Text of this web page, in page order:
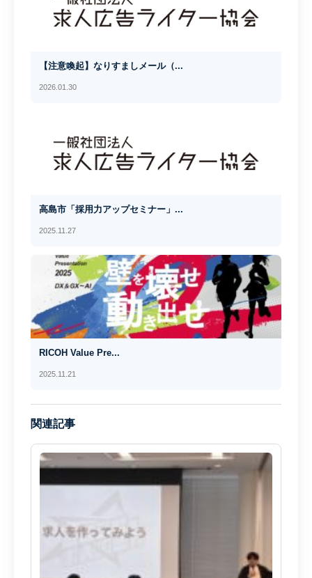
【注意喚起】なりすましメール（...
2026.01.30
高島市「採用力アップセミナー」...
2025.11.27
RICOH Value Pre...
2025.11.21
関連記事